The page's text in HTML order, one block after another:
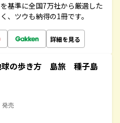
基準に全国7万社から厳選した
、ツウも納得の1冊です。
詳細を見る
の歩き方 島旅 種子島
発売